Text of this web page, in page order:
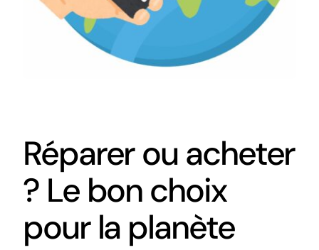
Réparer ou acheter
? Le bon choix
pour la planète